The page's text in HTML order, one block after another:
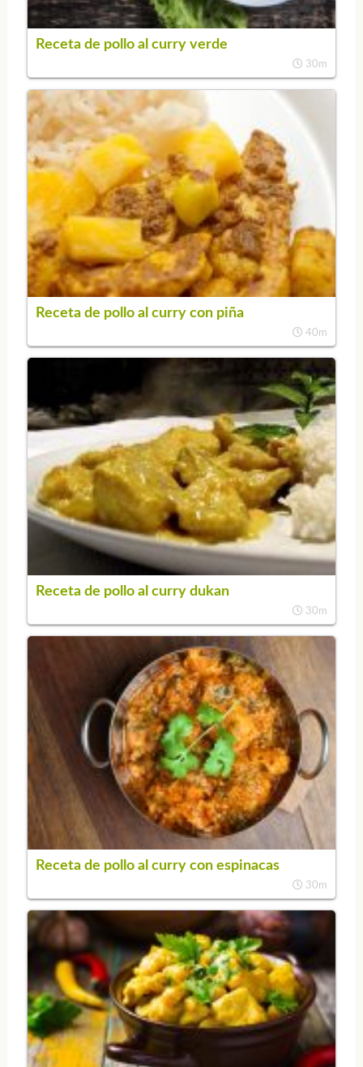
Receta de pollo al curry verde
30m
Receta de pollo al curry con piña
40m
Receta de pollo al curry dukan
30m
Receta de pollo al curry con espinacas
30m